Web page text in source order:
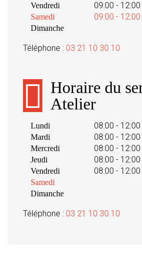
Vendredi 09:00 -
Samedi 09:00 -
Dimanche
Téléphone : 03 21 10 30 10
Horaire du
Atelier
Lundi 08:00 -
Mardi 08:00 -
Mercredi 08:00 -
Jeudi 08:00 -
Vendredi 08:00 -
Samedi
Dimanche
Téléphone : 03 21 10 30 10